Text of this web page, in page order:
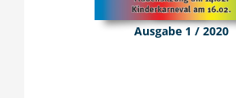
Ausgabe 1 / 2020